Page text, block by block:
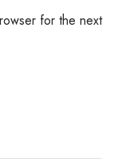
for the next